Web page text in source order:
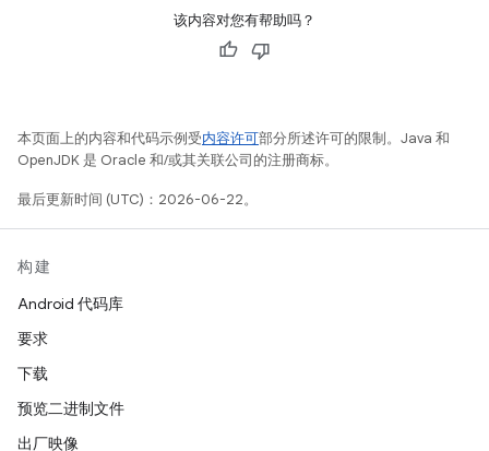
该内容对您有帮助吗？
本页面上的内容和代码示例受内容许可部分所述许可的限制。Java 和
OpenJDK 是 Oracle 和/或其关联公司的注册商标。
最后更新时间 (UTC)：2026-06-22。
构建
Android 代码库
要求
下载
预览二进制文件
出厂映像